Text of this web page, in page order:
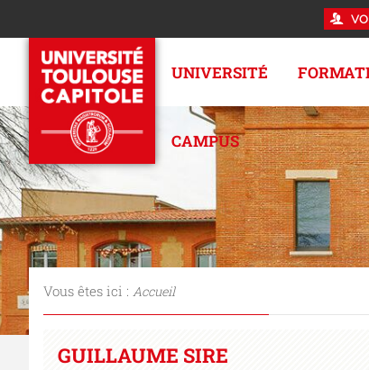
UNIVERSITÉ
CAMPUS
Vous êtes ici : Accueil
GUILLAUME SIRE